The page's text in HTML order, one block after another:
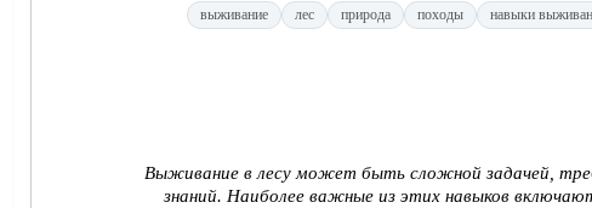
выживание лес природа походы навыки
Выживание в лесу может быть сложной задачей,
знаний. Наиболее важные из этих навыков